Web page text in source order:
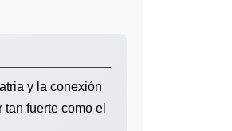
y la conexión
fuerte como el